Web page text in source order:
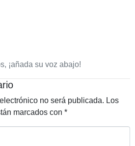
¡añada su voz abajo!
no será publicada. Los
marcados con *